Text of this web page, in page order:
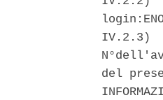
IV.2.3)
del